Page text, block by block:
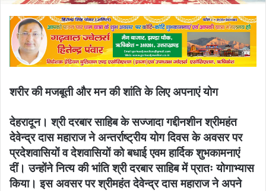
शरीर की मजबूती और मन की शांति के लिए अपनाएं योग
देहरादून। श्री दरबार साहिब के सज्जादा गद्दीनशीन श्रीमहंत
देवेन्द्र दास महाराज ने अन्तर्राष्ट्रीय योग दिवस के अवसर पर
प्रदेशवासियों व देशवासियों को बधाई एवम हार्दिक शुभकामनाएं
दीं। उन्होंने नित्य की भांति श्री दरबार साहिब में प्रातः योगाभ्यास
किया। इस अवसर पर श्रीमहंत देवेन्द्र दास महाराज ने अपने